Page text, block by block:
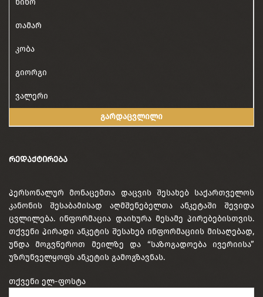
თამარ
კობა
გიორგი
ვალერი
გარდაცვლილი
ᲠᲔᲓᲐᲥᲢᲘᲠᲔᲑᲐ
პერსონალურ მონაცემთა დაცვის შესახებ საქართველოს
კანონის შესაბამისად აღმშენებელთა ანკეტაში შევიდა
ცვლილება. ინფორმაცია დაიხურა მესამე პირებებისთვის.
თქვენი პირადი ანკეტის შესახებ ინფორმაციის მისაღებად,
უნდა მოგვწეროთ მეილზე და “საზოგადოება ივერიისა”
უზრუნველყოფს ანკეტის გამოგზავნას.
თქვენი ელ-ფოსტა